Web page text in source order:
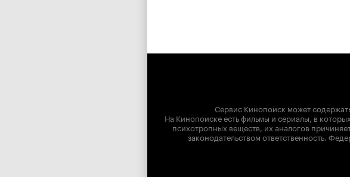
Сервис Кинопоиск может
На Кинопоиске есть фильмы и сериалы, в
психотропных веществ, их аналогов
законодательством ответственность.